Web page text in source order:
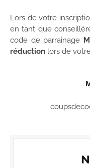
Lors de votre
en tant que
code de parrainage
réduction lors de